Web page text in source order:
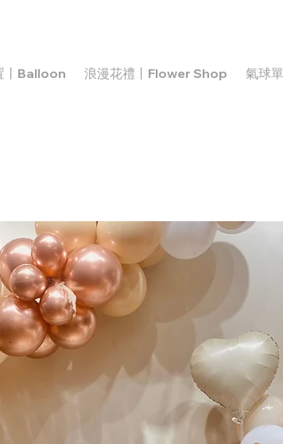
丨Balloon 浪漫花禮丨Flower Shop 氣球